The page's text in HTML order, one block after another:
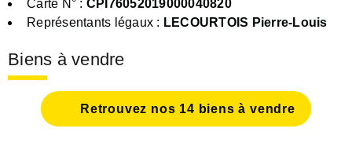
Carte N° : CPI76052019000040820
Représentants légaux : LECOURTOIS Pierre-Louis
Biens à vendre
Retrouvez nos 14 biens à vendre